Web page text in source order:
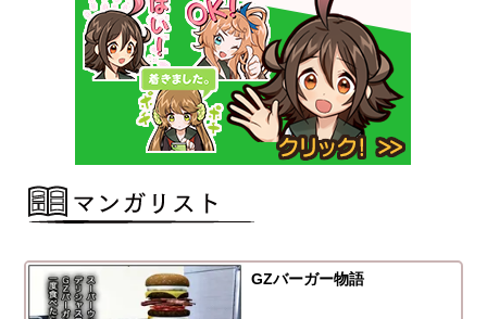
GZバーガー物語